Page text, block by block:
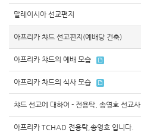
말레이시아 선교편지
아프리카 챠드 선교편지(예배당 건축)
아프리카 챠드의 예배 모습
아프리카 챠드의 식사 모습
챠드 선교에 대하여 - 전용탁, 송영호 선교사
아프리카 TCHAD 전용탁,송영호 입니다.